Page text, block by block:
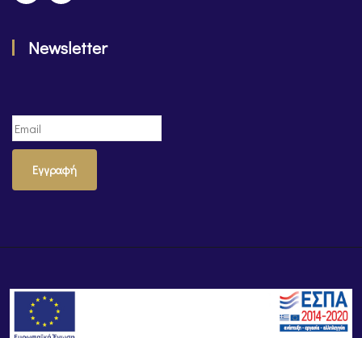
Newsletter
Εγγραφή